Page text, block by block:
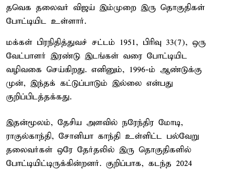
தவெக தலைவர் விஜய் இம்முறை இரு தொகுதிகள்
போட்டியிட உள்ளார்.
மக்கள் பிரநிதித்துவச் சட்டம் 1951, பிரிவு 33(7), ஒரு
வேட்பாளர் இரண்டு இடங்கள் வரை போட்டியிட
வழிவகை செய்கிறது. எனினும், 1996-ம் ஆண்டுக்கு
முன், இந்தக் கட்டுப்பாடும் இல்லை என்பது
குறிப்பிடத்தக்கது.
இதன்மூலம், தேசிய அளவில் நரேந்திர மோடி,
ராகுல்காந்தி, சோனியா காந்தி உள்ளிட்ட பல்வேறு
தலைவர்கள் ஒரே தேர்தலில் இரு தொகுதிகளில்
போட்டியிட்டிருக்கின்றனர். குறிப்பாக, கடந்த 2024